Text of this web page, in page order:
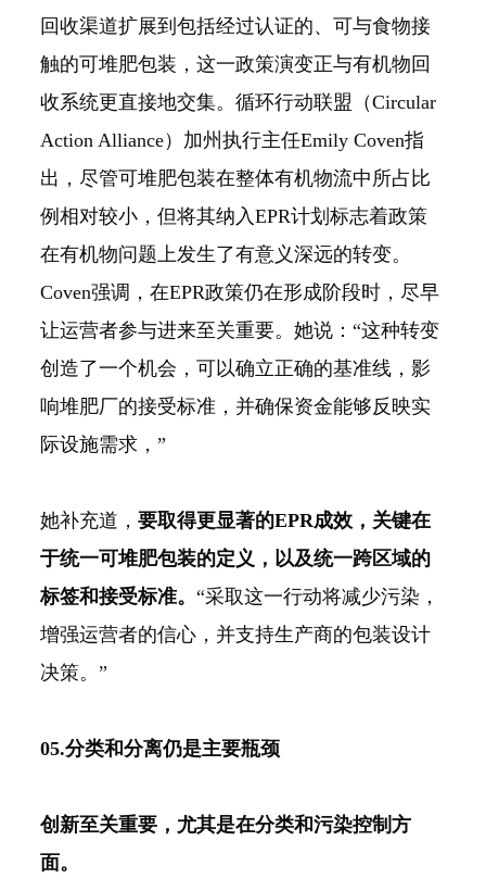
回收渠道扩展到包括经过认证的、可与食物接
触的可堆肥包装，这一政策演变正与有机物回
收系统更直接地交集。循环行动联盟（Circular
Action Alliance）加州执行主任Emily Coven指
出，尽管可堆肥包装在整体有机物流中所占比
例相对较小，但将其纳入EPR计划标志着政策
在有机物问题上发生了有意义深远的转变。
Coven强调，在EPR政策仍在形成阶段时，尽早
让运营者参与进来至关重要。她说：“这种转变
创造了一个机会，可以确立正确的基准线，影
响堆肥厂的接受标准，并确保资金能够反映实
际设施需求，”
她补充道， 要取得更显著的EPR成效，关键在
于统一可堆肥包装的定义，以及统一跨区域的
标签和接受标准。 “采取这一行动将减少污染，
增强运营者的信心，并支持生产商的包装设计
决策。”
05.分类和分离仍是主要瓶颈
创新至关重要，尤其是在分类和污染控制方
面。